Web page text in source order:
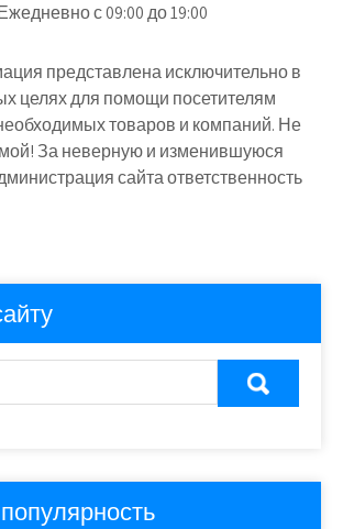
с 09:00 до 19:00
представлена исключительно в
целях для помощи посетителям
товаров и компаний. Не
За неверную и изменившуюся
сайта ответственность